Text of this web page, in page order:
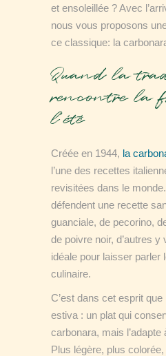
et ensoleillée ? Avec
nous vous proposons
ce classique: la
Quand la
rencontre la
l’été
Créée en 1944, la
l’une des recettes
revisitées dans le
défendent une recette
guanciale, de pecorino,
de poivre noir, d’autres y
idéale pour laisser parler
culinaire.
C’est dans cet esprit que
estiva : un plat qui
carbonara, mais
Plus légère, plus